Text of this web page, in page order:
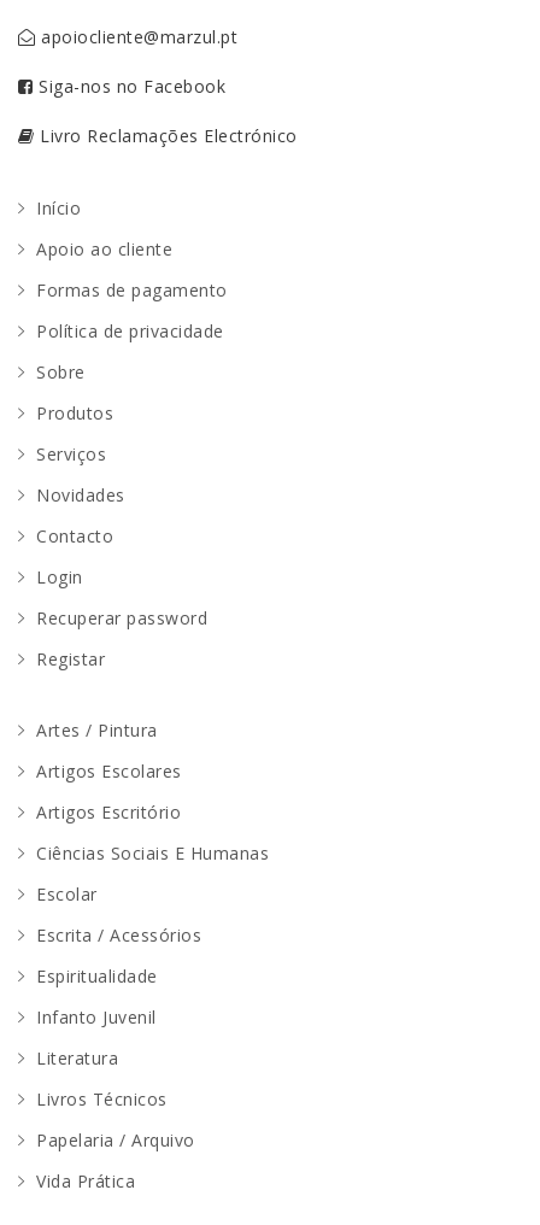
apoiocliente@marzul.pt
Siga-nos no Facebook
Livro Reclamações Electrónico
Início
Apoio ao cliente
Formas de pagamento
Política de privacidade
Sobre
Produtos
Serviços
Novidades
Contacto
Login
Recuperar password
Registar
Artes / Pintura
Artigos Escolares
Artigos Escritório
Ciências Sociais E Humanas
Escolar
Escrita / Acessórios
Espiritualidade
Infanto Juvenil
Literatura
Livros Técnicos
Papelaria / Arquivo
Vida Prática